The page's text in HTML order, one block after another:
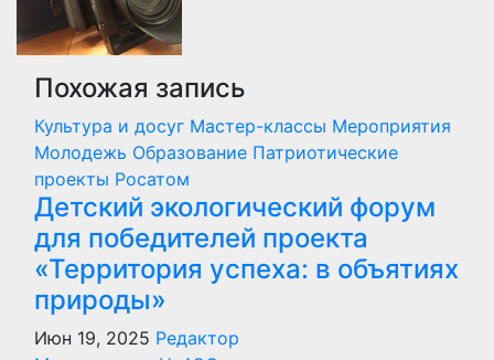
Похожая запись
Культура и досуг Мастер-классы Мероприятия
Молодежь Образование Патриотические
проекты Росатом
Детский экологический форум
для победителей проекта
«Территория успеха: в объятиях
природы»
Июн 19, 2025 Редактор